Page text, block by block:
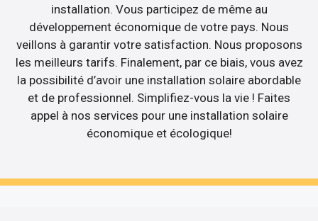
installation. Vous participez de même au
développement économique de votre pays. Nous
veillons à garantir votre satisfaction. Nous proposons
les meilleurs tarifs. Finalement, par ce biais, vous avez
la possibilité d’avoir une installation solaire abordable
et de professionnel. Simplifiez-vous la vie ! Faites
appel à nos services pour une installation solaire
économique et écologique!